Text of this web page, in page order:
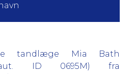
tandlæge Mia Bath
(aut. ID 0695M) fra